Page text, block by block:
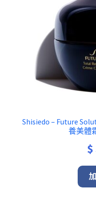
Shisiedo – Future
養美體
$